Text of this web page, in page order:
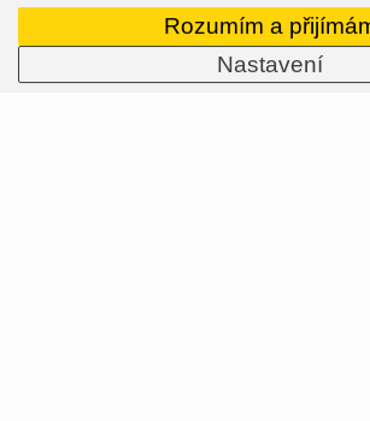
Přečíst
Rozumím a
Nastavení